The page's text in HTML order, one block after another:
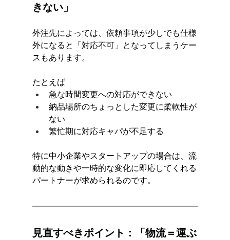
きない」
外注先によっては、依頼事項が少しでも仕様
外になると「対応不可」となってしまうケー
スもあります。
たとえば
急な時間変更への対応ができない
納品場所のちょっとした変更に柔軟性が
ない
繁忙期に対応キャパが不足する
特に中小企業やスタートアップの場合は、流
動的な動きや一時的な変化に即応してくれる
パートナーが求められるのです。
見直すべきポイント：「物流＝運ぶ